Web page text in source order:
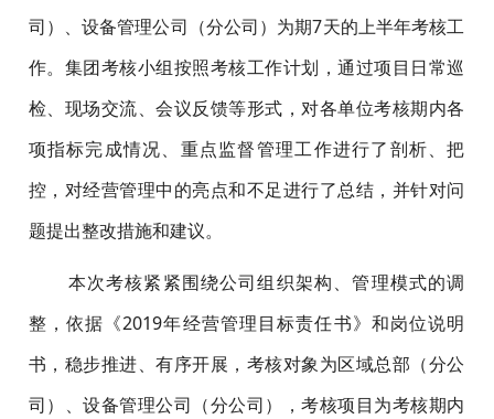
司）、设备管理公司（分公司）为期7天的上半年考核工
作。集团考核小组按照考核工作计划，通过项目日常巡
检、现场交流、会议反馈等形式，对各单位考核期内各
项指标完成情况、重点监督管理工作进行了剖析、把
控，对经营管理中的亮点和不足进行了总结，并针对问
题提出整改措施和建议。
本次考核紧紧围绕公司组织架构、管理模式的调
整，依据《2019年经营管理目标责任书》和岗位说明
书，稳步推进、有序开展，考核对象为区域总部（分公
司）、设备管理公司（分公司），考核项目为考核期内